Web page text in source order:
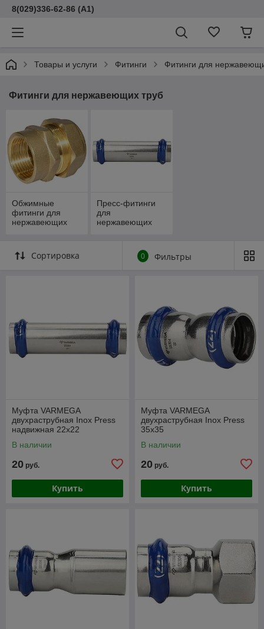
8(029)336-62-86 (A1)
Товары и услуги Фитинги Фитинги для
Фитинги для нержавеющих труб
Обжимные
фитинги для
нержавеющих
Пресс-фитинги
для
нержавеющих
Сортировка 0 Фильтры
Муфта VARMEGA
двухраструбная Inox Press
надвижная 22x22
В наличии
20 руб.
Купить
Муфта VARMEGA
двухраструбная Inox Press
35x35
В наличии
20 руб.
Купить